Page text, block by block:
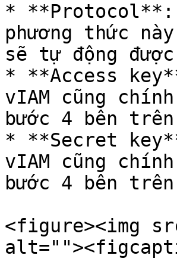
* **Protocol**:
phương thức
sẽ tự động
* **Access
vIAM cũng
bước 4 bên
* **Secret
vIAM cũng
bước 4 bên
<figure><img